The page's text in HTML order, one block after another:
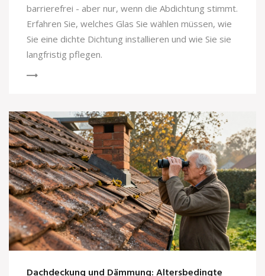
barrierefrei - aber nur, wenn die Abdichtung stimmt.
Erfahren Sie, welches Glas Sie wählen müssen, wie
Sie eine dichte Dichtung installieren und wie Sie sie
langfristig pflegen.
Dachdeckung und Dämmung: Altersbedingte